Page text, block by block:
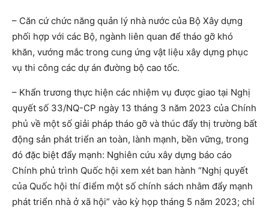
– Căn cứ chức năng quản lý nhà nước của Bộ Xây dựng
phối hợp với các Bộ, ngành liên quan để tháo gỡ khó
khăn, vướng mắc trong cung ứng vật liệu xây dựng phục
vụ thi công các dự án đường bộ cao tốc.
– Khẩn trương thực hiện các nhiệm vụ được giao tại Nghị
quyết số 33/NQ-CP ngày 13 tháng 3 năm 2023 của Chính
phủ về một số giải pháp tháo gỡ và thúc đẩy thị trường bất
động sản phát triển an toàn, lành mạnh, bền vững, trong
đó đặc biệt đẩy mạnh: Nghiên cứu xây dựng báo cáo
Chính phủ trình Quốc hội xem xét ban hành “Nghị quyết
của Quốc hội thí điểm một số chính sách nhằm đẩy mạnh
phát triển nhà ở xã hội” vào kỳ họp tháng 5 năm 2023; chỉ